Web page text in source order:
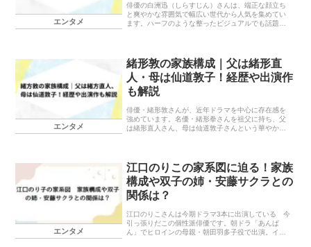
エンタメ
俳優の白洲迅（しらすじん）さんは、端正な顔立ち
と爽やかな雰囲気で幅広い世代から人気を集めてい
ます。ハーフのような整ったビジュアルでも話題に
エンタメ
緒形敦の家族構成｜父は緒形直
人・母は仙道敦子！経歴や出演作
も解説
俳優・緒形敦さんが、近年ドラマを中心に存在感を
強めています。名優・緒形拳さんを祖父に持ち、父
は緒形直人さん、母は仙道敦子さんという華やかな
エンタメ
江口のりこの家系図に迫る！家族
構成や双子の姉・安藤サクラとの
関係は？
江口のりこさんは今期ドラマ3本に出演している 今
引っ張りだこの個性派俳優です。朝ドラ「あんぱ
ん」でヒロインの母親・朝田羽多子役で出演。イメ